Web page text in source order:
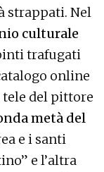
strappati. Nel
culturale
trafugati
online
del pittore
metà del
e i santi
e l’altra